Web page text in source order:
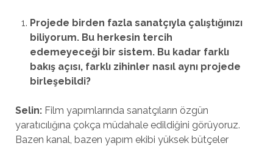
Projede birden fazla sanatçıyla çalıştığınızı
biliyorum. Bu herkesin tercih
edemeyeceği bir sistem. Bu kadar farklı
bakış açısı, farklı zihinler nasıl aynı projede
birleşebildi?
Selin:Film yapımlarında sanatçıların özgün
yaratıcılığına çokça müdahale edildiğini görüyoruz.
Bazen kanal, bazen yapım ekibi yüksek bütçeler